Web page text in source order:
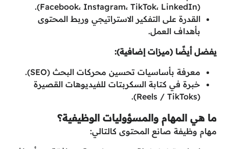
(Facebook، Instagram، TikTok، LinkedIn).
القدرة على التفكير الاستراتيجي وربط المحتوى
بأهداف العمل.
يفضل أيضًا (ميزات إضافية):
معرفة بأساسيات تحسين محركات البحث (SEO).
خبرة في كتابة السكربتات للفيديوهات القصيرة
(Reels / TikToks).
ما هي المهام والمسؤوليات الوظيفية؟
مهام وظيفة صانع المحتوى كالتالي: